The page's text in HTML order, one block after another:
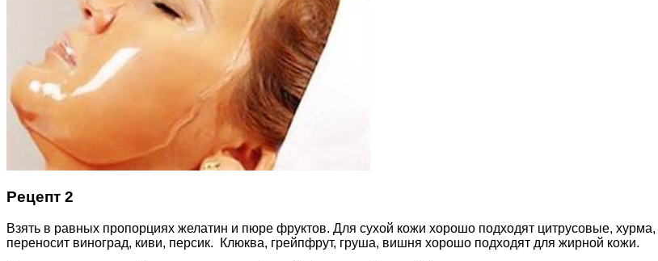
Рецепт 2
Взять в равных пропорциях желатин и пюре фруктов. Для сухой кожи хорошо подходят цитрусовые,
переносит виноград, киви, персик. Клюква, грейпфрут, груша, вишня хорошо подходят для жирной кожи.